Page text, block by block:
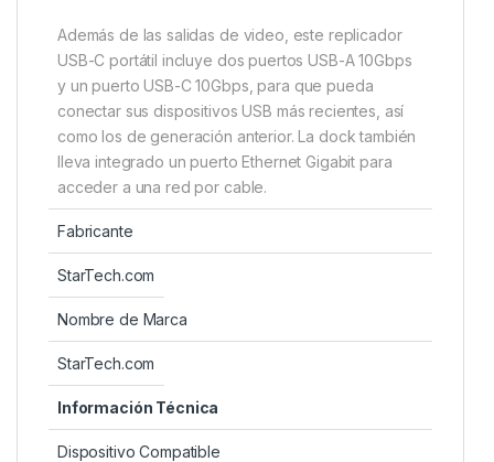
Además de las salidas de video, este replicador
USB-C portátil incluye dos puertos USB-A 10Gbps
y un puerto USB-C 10Gbps, para que pueda
conectar sus dispositivos USB más recientes, así
como los de generación anterior. La dock también
lleva integrado un puerto Ethernet Gigabit para
acceder a una red por cable.
Fabricante
StarTech.com
Nombre de Marca
StarTech.com
Información Técnica
Dispositivo Compatible